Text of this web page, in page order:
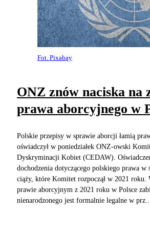
Fot. Pixabay
ONZ znów naciska na
prawa aborcyjnego w
Polskie przepisy w sprawie aborcji łamią
oświadczył w poniedziałek ONZ-owski
Dyskryminacji Kobiet (CEDAW).
dochodzenia dotyczącego polskiego prawa w
ciąży, które Komitet rozpoczął w 2021 roku.
prawie aborcyjnym z 2021 roku w Polsce
nienarodzonego jest formalnie legalne w prz...